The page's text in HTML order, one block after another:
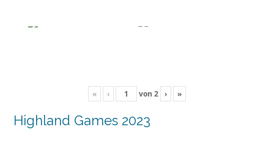
« ‹ von 2 › »
Highland Games 2023